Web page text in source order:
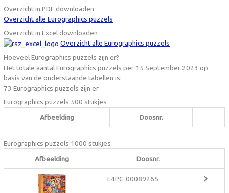
Overzicht in PDF downloaden
Overzicht alle Eurographics puzzels
Overzicht in Excel downloaden
Overzicht alle Eurographics puzzels
Hoeveel Eurographics puzzels zijn er?
Het totale aantal Eurographics puzzels per 15 September 2023 op
basis van de onderstaande tabellen is:
73 Eurographics puzzels zijn er
Eurographics puzzels 500 stukjes
Afbeelding
Doosnr.
Eurographics puzzels 1000 stukjes
Afbeelding
Doosnr.
L4PC-00089265